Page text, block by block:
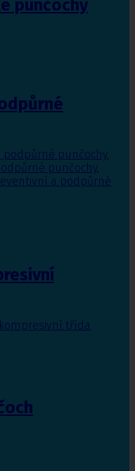
punčochy
punčochy,
punčochy,
a podpůrné
třída